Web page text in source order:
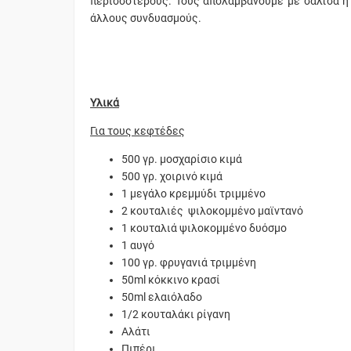
άλλους συνδυασμούς.
Υλικά
Για τους κεφτέδες
500 γρ. μοσχαρίσιο κιμά
500 γρ. χοιρινό κιμά
1 μεγάλο κρεμμύδι τριμμένο
2 κουταλιές ψιλοκομμένο μαϊντανό
1 κουταλιά ψιλοκομμένο δυόσμο
1 αυγό
100 γρ. φρυγανιά τριμμένη
50ml κόκκινο κρασί
50ml ελαιόλαδο
1/2 κουταλάκι ρίγανη
Αλάτι